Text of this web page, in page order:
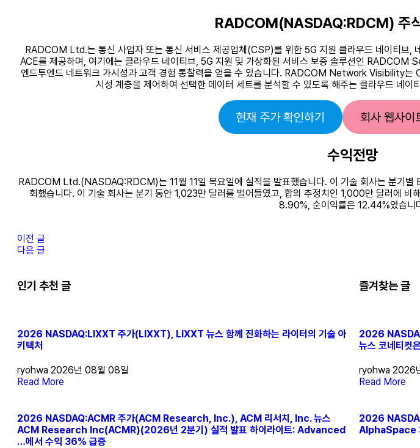
RADCOM(NASDAQ:RDCM) 주
RADCOM Ltd.는 통신 사업자 또는 통신 서비스 제공업체(CSP)를 위한 5G 지원 클라우드 네이티브,
ACE를 제공하며, 여기에는 클라우드 네이티브, 5G 지원 및 가상화된 서비스 보증 솔루션인 RADCOM
엔드투엔드 네트워크 가시성과 고객 경험 통찰력을 얻을 수 있습니다. RADCOM Network Visibility는
시성 계층을 제어하여 선택한 데이터 세트를 분석할 수 있도록 해주는 클라우드 네이
현재 주가 확인하기 회사 웹사이
수익전망
RADCOM Ltd.(NASDAQ:RDCM)는 11월 11일 목요일에 실적을 발표했습니다. 이 기술 회사는 분기
회했습니다. 이 기술 회사는 분기 동안 1,023만 달러를 벌어들였고, 합의 추정치인 1,000만 달러에
8.90%, 순이익률은 12.44%였습니
이전 글
다음 글
인기 추천 글
2026 NASDAQ:LIXXT 주가(LIXXT), LIXXT 뉴스 함께 진화하는 라이터의 기술 아
키텍처
ryohwa 2026년 08월 08일
Read More
2026 NASDAQ:ACMR 주가(ACM Research, Inc.), ACM 리서치, Inc. 뉴스
ACM Research Inc(ACMR)(2026년 2분기) 실적 발표 하이라이트: Advanced
…에서 수익 36% 급증
즐겨찾는 글
2026
뉴스 코네티컷
ryohwa 2026
Read More
2026
AlphaSpace